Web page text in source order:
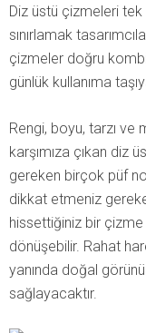
Diz üstü çizmeleri
sınırlamak
çizmeler doğru
günlük kullanıma
Rengi, boyu, tarzı ve
karşımıza çıkan diz
gereken birçok püf
dikkat etmeniz
hissettiğiniz bir
dönüşebilir. Rahat
yanında doğal
sağlayacaktır.